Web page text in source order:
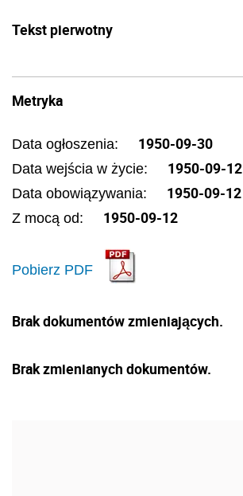
Tekst pierwotny
Metryka
Data ogłoszenia: 1950-09-30
Data wejścia w życie: 1950-09-12
Data obowiązywania: 1950-09-12
Z mocą od: 1950-09-12
Pobierz PDF
Brak dokumentów zmieniających.
Brak zmienianych dokumentów.